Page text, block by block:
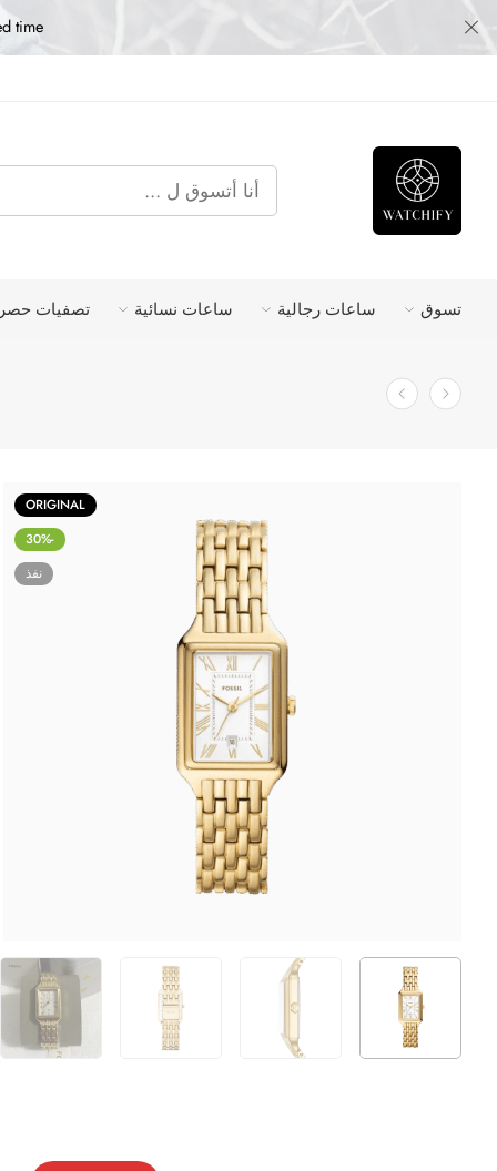
time
تسوق ساعات رجالية ساعات نسائية تصفيات
ORIGINAL
-30%
نفذ